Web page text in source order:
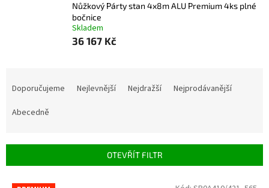
Nůžkový Párty stan 4x8m ALU Premium 4ks plné
bočnice
Skladem
36 167 Kč
Doporučujeme Nejlevnější Nejdražší
Nejprodávanější
Abecedně
OTEVŘÍT FILTR
Výpis produktů